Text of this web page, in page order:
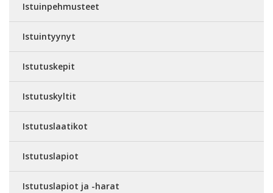
Istuinpehmusteet
Istuintyynyt
Istutuskepit
Istutuskyltit
Istutuslaatikot
Istutuslapiot
Istutuslapiot ja -harat